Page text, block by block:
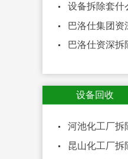
设备拆除套什
巴洛仕集团
巴洛仕资深拆
设备回收
河池化工厂拆
昆山化工厂拆